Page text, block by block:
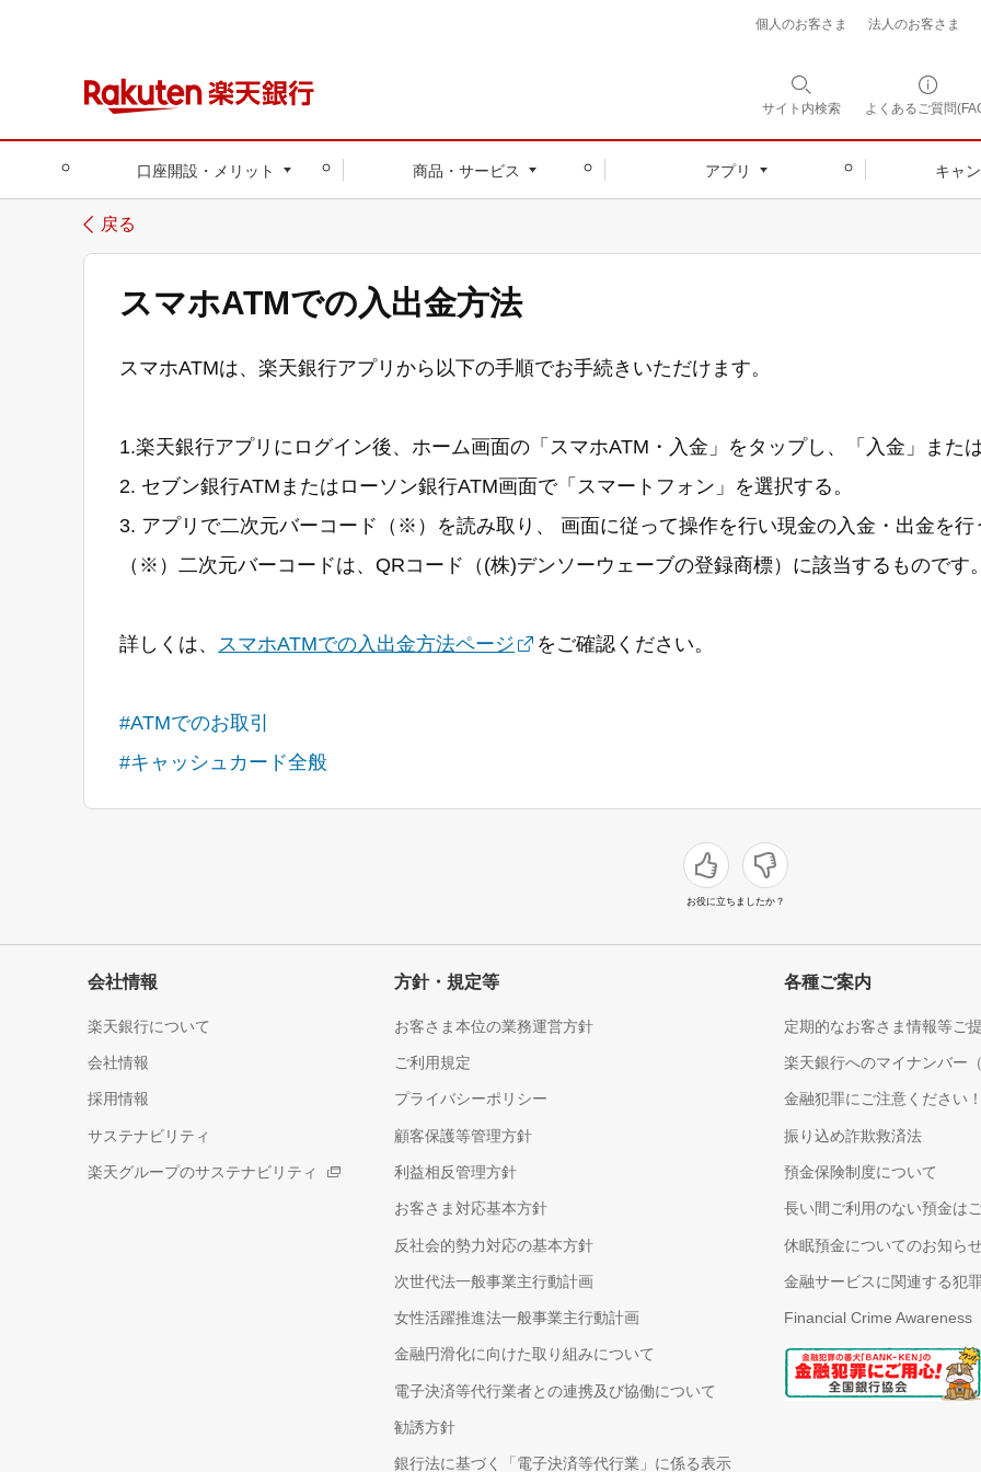
個人のお客さま 法人のお客さま
サイト内検索 よくあるご質問
口座開設・メリット 商品・サービス アプリ キャ
戻る
スマホATMでの入出金方法
スマホATMは、楽天銀行アプリから以下の手順でお手続きいただけます。
1.楽天銀行アプリにログイン後、ホーム画面の「スマホATM・入金」をタップし、「入金」また
2. セブン銀行ATMまたはローソン銀行ATM画面で「スマートフォン」を選択する。
3. アプリで二次元バーコード（※）を読み取り、 画面に従って操作を行い現金の入金・出金を行
（※）二次元バーコードは、QRコード（(株)デンソーウェーブの登録商標）に該当するものです
詳しくは、 スマホATMでの入出金方法ページ をご確認ください。
#ATMでのお取引
#キャッシュカード全般
お役に立ちましたか？
会社情報
楽天銀行について
会社情報
採用情報
サステナビリティ
楽天グループのサステナビリティ
方針・規定等
お客さま本位の業務運営方針
ご利用規定
プライバシーポリシー
顧客保護等管理方針
利益相反管理方針
お客さま対応基本方針
反社会的勢力対応の基本方針
次世代法一般事業主行動計画
女性活躍推進法一般事業主行動計画
金融円滑化に向けた取り組みについて
電子決済等代行業者との連携及び協働について
勧誘方針
銀行法に基づく「電子決済等代行業」に係る表示
各種ご案内
定期的なお客さま情報等ご
楽天銀行へのマイナンバー
金融犯罪にご注意ください
振り込め詐欺救済法
預金保険制度について
長い間ご利用のない預金は
休眠預金についてのお知ら
金融サービスに関連する犯
Financial Crime Awareness